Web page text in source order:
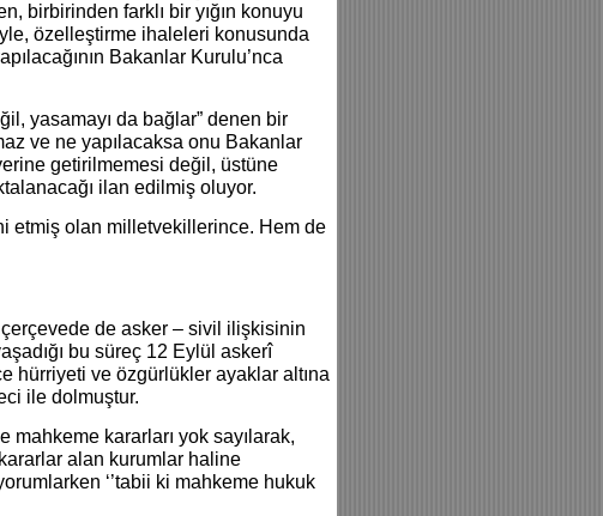
birbirinden farklı bir yığın konuyu
özelleştirme ihaleleri konusunda
Bakanlar Kurulu’nca
yasamayı da bağlar” denen bir
ve ne yapılacaksa onu Bakanlar
getirilmemesi değil, üstüne
ilan edilmiş oluyor.
etmiş olan milletvekillerince. Hem de
de asker – sivil ilişkisinin
bu süreç 12 Eylül askerî
hürriyeti ve özgürlükler ayaklar altına
ile dolmuştur.
kararları yok sayılarak,
alan kurumlar haline
‘’tabii ki mahkeme hukuk